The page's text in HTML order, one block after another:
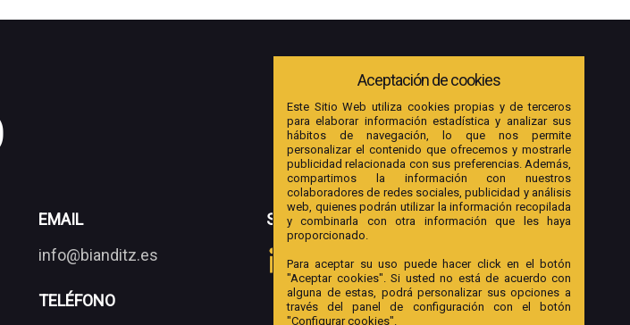
EMAIL
info@bianditz.es
TELÉFONO
SOCIAL
Aceptación de cookies
Este Sitio Web utiliza cookies propias y de terceros
para elaborar información estadística y analizar sus
hábitos de navegación, lo que nos permite
personalizar el contenido que ofrecemos y mostrarle
publicidad relacionada con sus preferencias. Además,
compartimos la información con nuestros
colaboradores de redes sociales, publicidad y análisis
web, quienes podrán utilizar la información recopilada
y combinarla con otra información que les haya
proporcionado.
Para aceptar su uso puede hacer click en el botón
"Aceptar cookies". Si usted no está de acuerdo con
alguna de estas, podrá personalizar sus opciones a
través del panel de configuración con el botón
"Configurar cookies".